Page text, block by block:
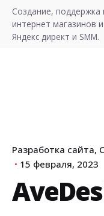
Создание, поддержка
интернет магазинов
Яндекс директ и SMM.
Разработка сайта
15 февраля, 2023